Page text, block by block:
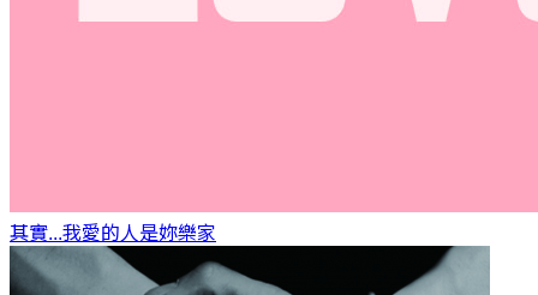
其實...我愛的人是妳樂家